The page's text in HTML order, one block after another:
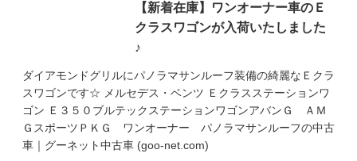
【新着在庫】ワンオーナー車のＥ
クラスワゴンが入荷いたしました
♪
ダイアモンドグリルにパノラマサンルーフ装備の綺麗なＥクラ
スワゴンです☆ メルセデス・ベンツ Ｅクラスステーションワ
ゴン Ｅ３５０ブルテックステーションワゴンアバンＧ ＡＭ
ＧスポーツＰＫＧ ワンオーナー パノラマサンルーフの中古
車｜グーネット中古車 (goo-net.com)